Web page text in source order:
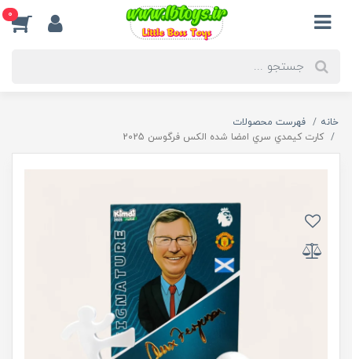
0
خانه
فهرست محصولات
کارت کيمدي سري امضا شده الکس فرگوسن 2025